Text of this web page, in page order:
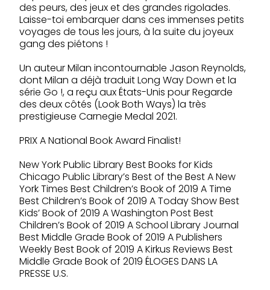
des peurs, des jeux et des grandes rigolades.
Laisse-toi embarquer dans ces immenses petits
voyages de tous les jours, à la suite du joyeux
gang des piétons !
Un auteur Milan incontournable Jason Reynolds,
dont Milan a déjà traduit Long Way Down et la
série Go !, a reçu aux États-Unis pour Regarde
des deux côtés (Look Both Ways) la très
prestigieuse Carnegie Medal 2021.
PRIX A National Book Award Finalist!
New York Public Library Best Books for Kids
Chicago Public Library’s Best of the Best A New
York Times Best Children’s Book of 2019 A Time
Best Children’s Book of 2019 A Today Show Best
Kids’ Book of 2019 A Washington Post Best
Children’s Book of 2019 A School Library Journal
Best Middle Grade Book of 2019 A Publishers
Weekly Best Book of 2019 A Kirkus Reviews Best
Middle Grade Book of 2019 ÉLOGES DANS LA
PRESSE U.S.